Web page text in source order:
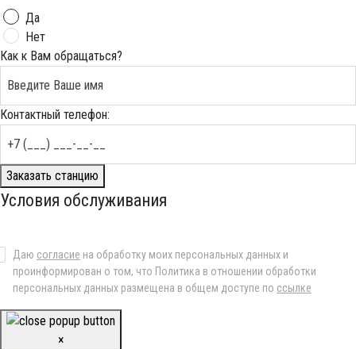
Да
Нет
Как к Вам обращаться?
Контактный телефон:
Заказать станцию
Условия обслуживания
Даю согласие на обработку моих персональных данных и
проинформирован о том, что Политика в отношении обработки
персональных данных размещена в общем доступе по ссылке
×